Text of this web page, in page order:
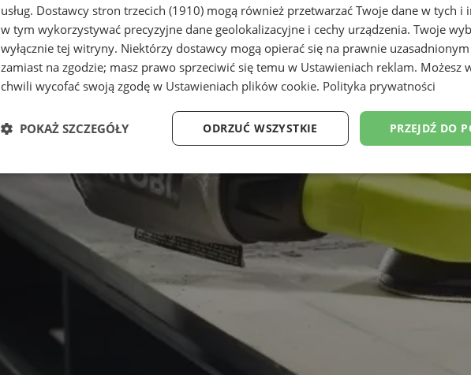
usług. Dostawcy stron trzecich (1910) mogą również przetwarzać Twoje dane w tych i
w tym wykorzystywać precyzyjne dane geolokalizacyjne i cechy urządzenia. Twoje
wyłącznie tej witryny. Niektórzy dostawcy mogą opierać się na prawnie
zamiast na zgodzie; masz prawo sprzeciwić się temu w Ustawieniach reklam. Możesz
chwili wycofać swoją zgodę w Ustawieniach plików cookie. Polityka prywatności
PRZEJDŹ DO
ODRZUĆ WSZYSTKIE
POKAŻ SZCZEGÓŁY
Niezbędne Wydajność Targetowanie Funkcjonalność
Niezbędne Wydajność Funkcjonalność Niesklasyfikowane
Niezbędne pliki cookie umożliwiają korzystanie z podstawowych funkcji strony internetowej, takich jak
zarządzanie kontem. Bez niezbędnych plików cookie nie można prawidłowo korzystać ze strony internetowej.
Provider
Okres
przechowywania